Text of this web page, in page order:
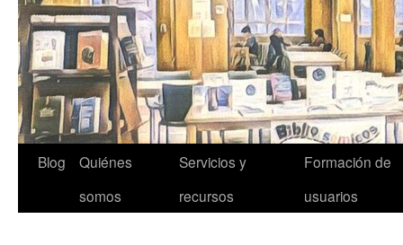
Blog
Quiénes
somos
Servicios y
recursos
Formación de
usuarios